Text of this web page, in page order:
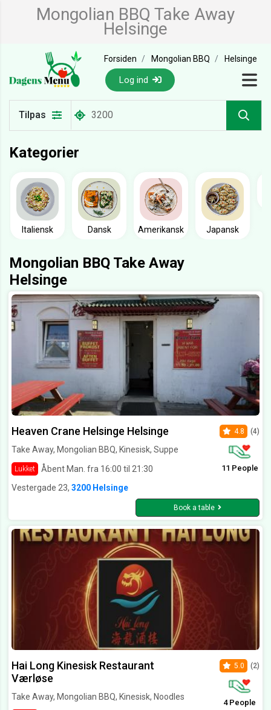
Mongolian BBQ Take Away
Helsinge
Forsiden Mongolian BBQ Helsinge
Log ind
Tilpas
Kategorier
Italiensk Dansk Amerikansk Japansk
Mongolian BBQ Take Away
Helsinge
Heaven Crane Helsinge Helsinge
Take Away, Mongolian BBQ, Kinesisk, Suppe
Lukket Åbent Man. fra 16:00 til 21:30
4.8 (4)
11 People
Vestergade 23, 3200 Helsinge
Book a table
Hai Long Kinesisk Restaurant
Værløse
Take Away, Mongolian BBQ, Kinesisk, Noodles
5.0 (2)
4 People